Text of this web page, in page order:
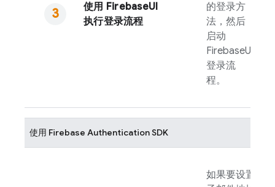
使用 FirebaseUI
执行登录流程
的登录方
法，然后
启动
FirebaseUI
登录流
程。
使用 Firebase AuthenticationSDK
如果要设置电